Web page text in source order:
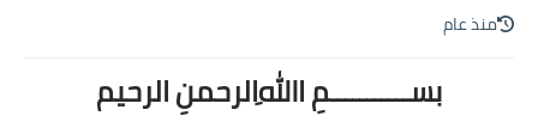
منذ عام
بســـــــــــمِ اﷲِالرحمنِ الرحيم